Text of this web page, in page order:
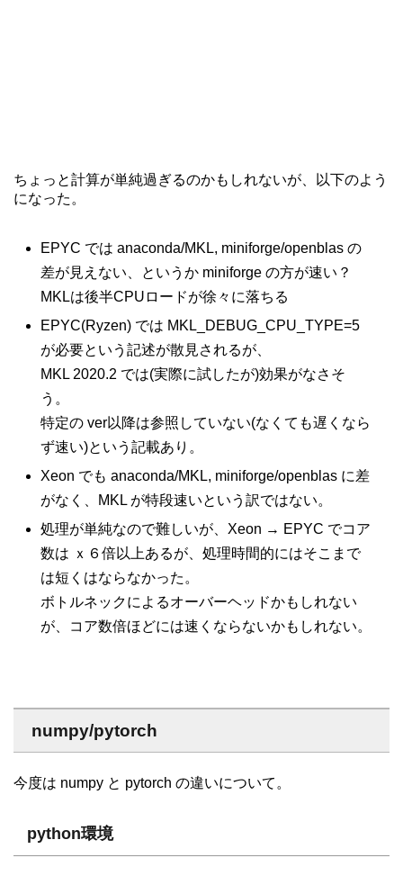
ちょっと計算が単純過ぎるのかもしれないが、以下のよう
になった。
EPYC では anaconda/MKL, miniforge/openblas の
差が見えない、というか miniforge の方が速い？
MKLは後半CPUロードが徐々に落ちる
EPYC(Ryzen) では MKL_DEBUG_CPU_TYPE=5
が必要という記述が散見されるが、
MKL 2020.2 では(実際に試したが)効果がなさそ
う。
特定の ver以降は参照していない(なくても遅くなら
ず速い)という記載あり。
Xeon でも anaconda/MKL, miniforge/openblas に差
がなく、MKL が特段速いという訳ではない。
処理が単純なので難しいが、Xeon → EPYC でコア
数は ｘ６倍以上あるが、処理時間的にはそこまで
は短くはならなかった。
ボトルネックによるオーバーヘッドかもしれない
が、コア数倍ほどには速くならないかもしれない。
numpy/pytorch
今度は numpy と pytorch の違いについて。
python環境